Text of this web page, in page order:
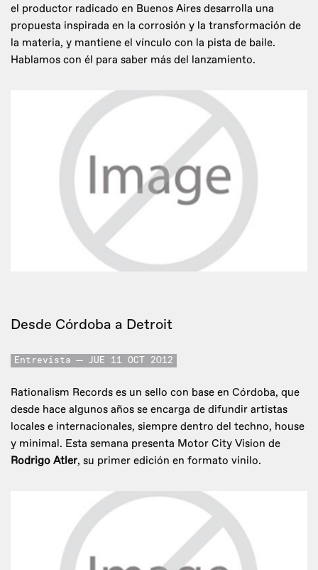
el productor radicado en Buenos Aires desarrolla una
propuesta inspirada en la corrosión y la transformación de
la materia, y mantiene el vínculo con la pista de baile.
Hablamos con él para saber más del lanzamiento.
Desde Córdoba a Detroit
Entrevista JUE 11 OCT 2012
Rationalism Records es un sello con base en Córdoba, que
desde hace algunos años se encarga de difundir artistas
locales e internacionales, siempre dentro del techno, house
y minimal. Esta semana presenta Motor City Vision de
Rodrigo Atler, su primer edición en formato vinilo.